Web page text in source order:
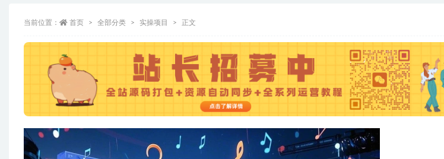
当前位置： 首页 全部分类 实操项目 正文